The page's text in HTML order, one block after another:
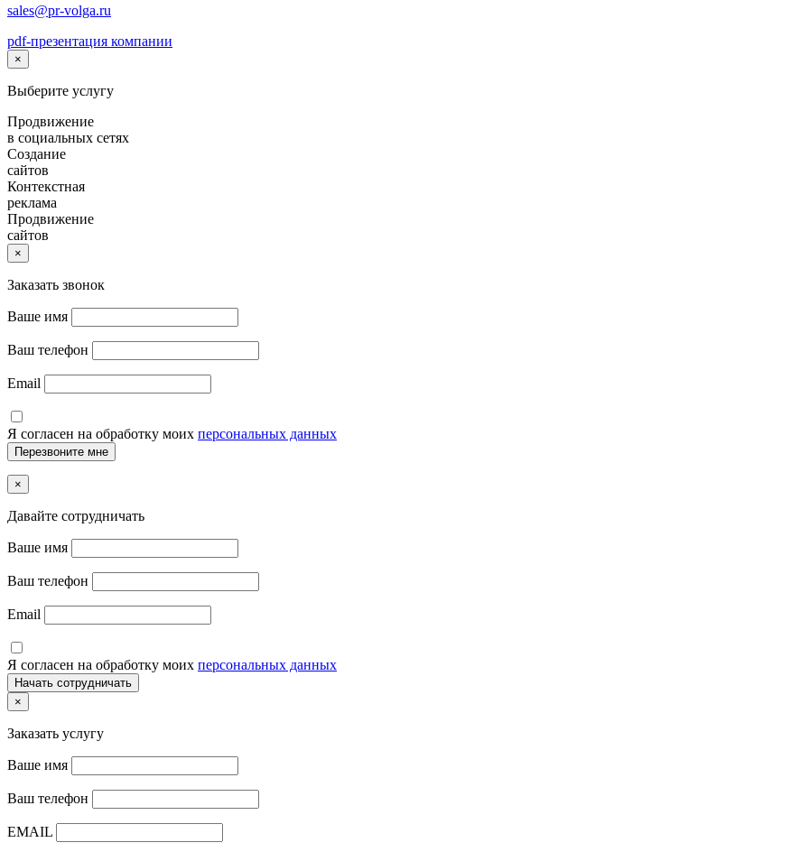
sales@pr-volga.ru
pdf-презентация компании
×
Выберите услугу
Продвижение
в социальных сетях
Создание
сайтов
Контекстная
реклама
Продвижение
сайтов
×
Заказать звонок
Ваше имя
Ваш телефон
Email
Я согласен на обработку моих персональных данных
×
Давайте сотрудничать
Ваше имя
Ваш телефон
Email
Я согласен на обработку моих персональных данных
×
Заказать услугу
Ваше имя
Ваш телефон
EMAIL